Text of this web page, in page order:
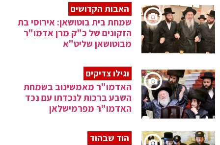
האבות הקדושים
שמחת בית בוטושאן: אירוסי בת
הזקונים של כ"ק מרן אדמו"ר
מבוטושאן שליט"א
וגילו צדיקים
האדמו"ר מאמשינוב בשמחת
השבע ברכות לנכדתו עם נכד
האדמו"ר מפרמישלאן
הוד שבהוד